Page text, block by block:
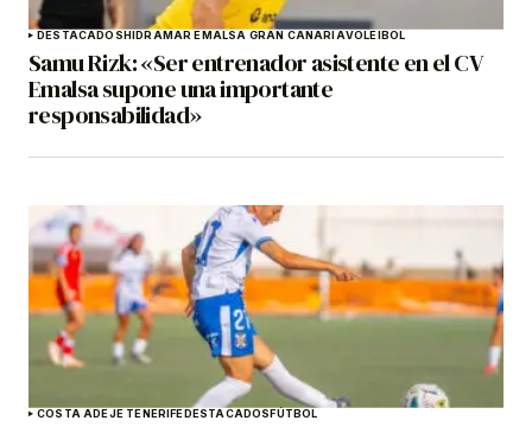
DESTACADOSHIDRAMAR EMALSA GRAN CANARIAVOLEIBOL
Samu Rizk: «Ser entrenador asistente en el CV
Emalsa supone una importante
responsabilidad»
COSTA ADEJE TENERIFEDESTACADOSFÚTBOL